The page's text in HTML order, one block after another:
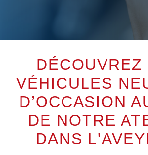
DÉCOUVREZ
VÉHICULES
D’OCCASION
DE NOTRE
DANS